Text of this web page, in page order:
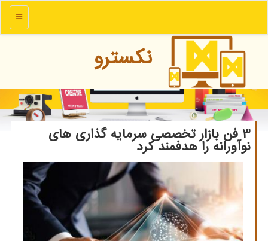
منو
نكسترو
۳ فن بازار تخصصی سرمایه گذاری های
نوآورانه را هدفمند کرد